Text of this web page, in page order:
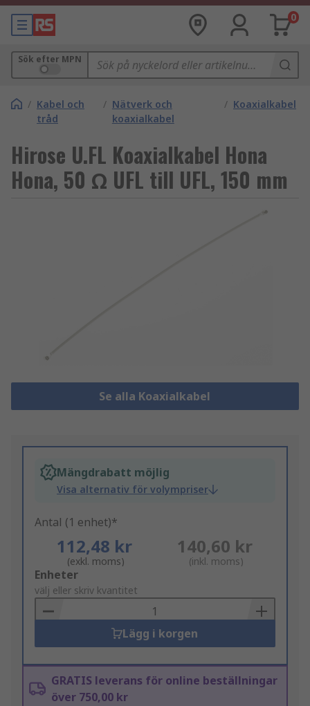
0
Sök efter MPN
/ Kabel och
tråd
/ Nätverk och
koaxialkabel
/ Koaxialkabel
Hirose U.FL Koaxialkabel Hona
Hona, 50 Ω UFL till UFL, 150 mm
Se alla Koaxialkabel
Mängdrabatt möjlig
Visa alternativ för volympriser
Antal (1 enhet)*
112,48 kr
(exkl. moms)
140,60 kr
(inkl. moms)
Add
to
Basket
Enheter
välj eller skriv kvantitet
Lägg i korgen
GRATIS leverans för online beställningar
över 750,00 kr